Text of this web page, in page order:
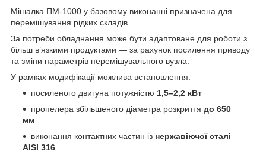
Мішалка ПМ-1000 у базовому виконанні призначена для
перемішування рідких складів.
За потреби обладнання може бути адаптоване для роботи з
більш в’язкими продуктами — за рахунок посилення приводу
та зміни параметрів перемішувального вузла.
У рамках модифікації можлива встановлення:
посиленого двигуна потужністю 1,5–2,2 кВт
пропелера збільшеного діаметра розкриття до 650
мм
виконання контактних частин із нержавіючої сталі
AISI 316